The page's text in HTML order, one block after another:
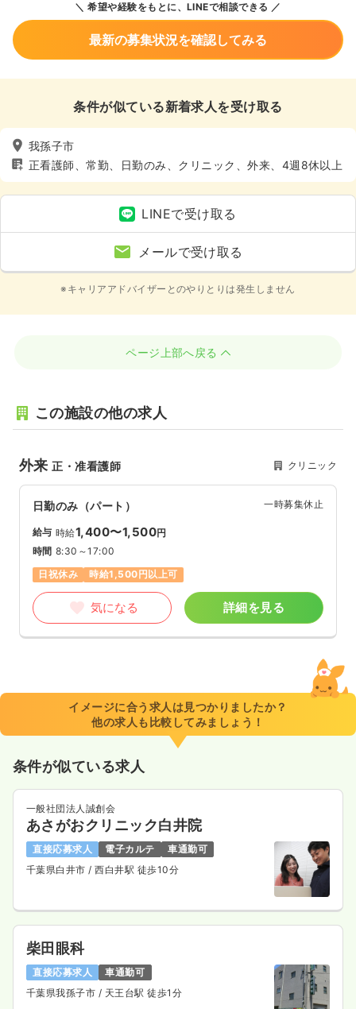
希望や経験をもとに、LINEで相談できる
最新の募集状況を確認してみる
条件が似ている新着求人を受け取る
我孫子市
正看護師、常勤、日勤のみ、クリニック、外来、4週8休以上
LINEで受け取る
メールで受け取る
※キャリアアドバイザーとのやりとりは発生しません
ページ上部へ戻る
この施設の他の求人
外来正・准看護師 クリニック
日勤のみ（パート） 一時募集休止
給与 時給1,400〜1,500円
時間 8:30～17:00
日祝休み
時給1,500円以上可
気になる 詳細を見る
イメージに合う求人は見つかりましたか？
他の求人も比較してみましょう！
条件が似ている求人
一般社団法人誠創会
あさがおクリニック白井院
直接応募求人 電子カルテ
車通勤可
千葉県白井市/ 西白井駅 徒歩10分
柴田眼科
直接応募求人
車通勤可
千葉県我孫子市 / 天王台駅 徒歩1分